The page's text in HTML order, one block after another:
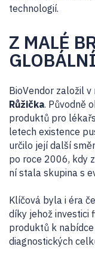
technologií.
Z MALÉ
BioVendor založil
Růžička. Původně
produktů pro
letech existence
určilo její další
po roce 2006, kdy
ní stala skupina s
Klíčová byla i éra
díky jehož investici
produktů k
diagnostických